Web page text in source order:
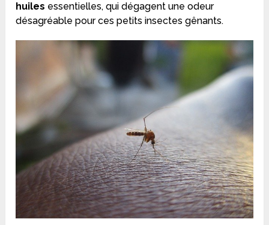
huiles essentielles, qui dégagent une odeur
désagréable pour ces petits insectes gênants.